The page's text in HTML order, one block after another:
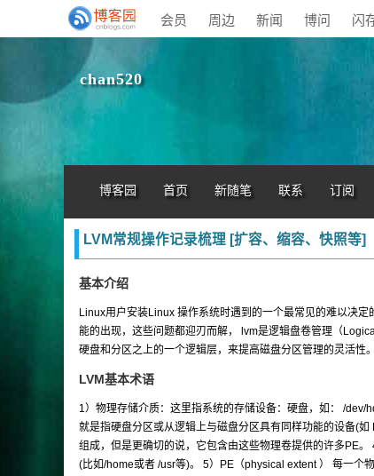
会员 周边 新闻 博问 闪
chan520
博客园 首页 新随笔 联系 订阅
LVM常规操作记录梳理 [扩容、缩容、快照等]
基本介绍
Linux用户安装Linux 操作系统时遇到的一个最常见的难以决
能的出现，这些问题都迎刃而解， lvm是逻辑盘卷管理（
硬盘和分区之上的一个逻辑层，来提高磁盘分区管理的灵活性。
LVM基本术语
1）物理存储介质：这里指系统的存储设备：硬盘，如： /
就是指硬盘分区或从逻辑上与磁盘分区具有同样功能的设备(
组成，但是更确切的说，它包含由这些物理卷提供的许多PE
(比如/home或者 /usr等)。 5）PE（physical extent ） 每一个